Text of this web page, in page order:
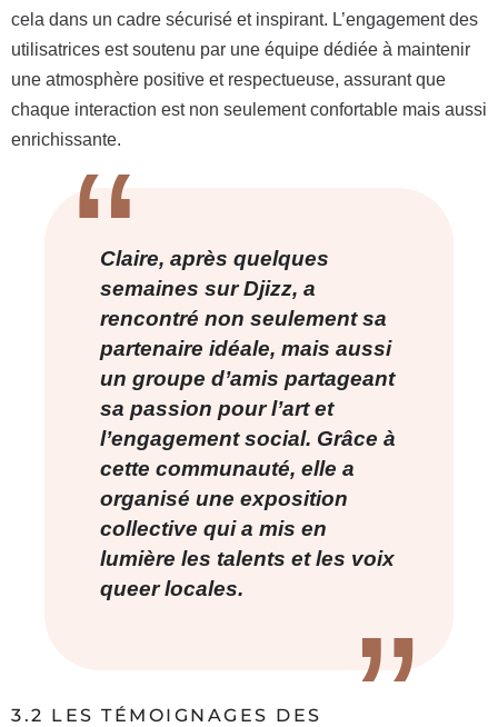
cela dans un cadre sécurisé et inspirant. L’engagement des
utilisatrices est soutenu par une équipe dédiée à maintenir
une atmosphère positive et respectueuse, assurant que
chaque interaction est non seulement confortable mais aussi
enrichissante.
Claire, après quelques
semaines sur Djizz, a
rencontré non seulement sa
partenaire idéale, mais aussi
un groupe d’amis partageant
sa passion pour l’art et
l’engagement social. Grâce à
cette communauté, elle a
organisé une exposition
collective qui a mis en
lumière les talents et les voix
queer locales.
3.2 LES TÉMOIGNAGES DES